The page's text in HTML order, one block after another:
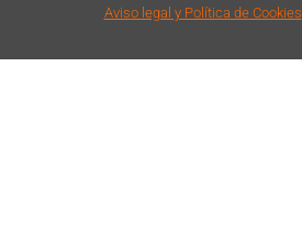
Aviso legal y Política de Cookies